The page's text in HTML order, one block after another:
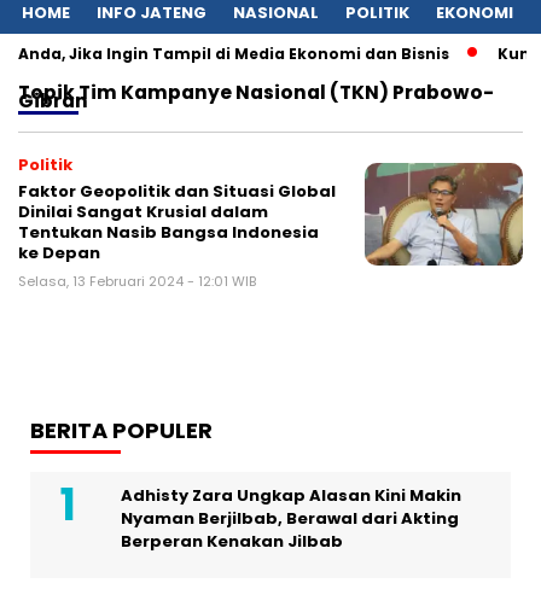
HOME INFO JATENG NASIONAL POLITIK EKONOMI
Jika Ingin Tampil di Media Ekonomi dan Bisnis Kunci
TopikTim Kampanye Nasional (TKN) Prabowo-
Gibran
Politik
Faktor Geopolitik dan Situasi Global
Dinilai Sangat Krusial dalam
Tentukan Nasib Bangsa Indonesia
ke Depan
Selasa, 13 Februari 2024 - 12:01 WIB
BERITA POPULER
Adhisty Zara Ungkap Alasan Kini Makin
Nyaman Berjilbab, Berawal dari Akting
Berperan Kenakan Jilbab